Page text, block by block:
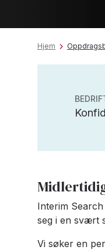
Hjem
Interim
seg i en svært
Vi søker en